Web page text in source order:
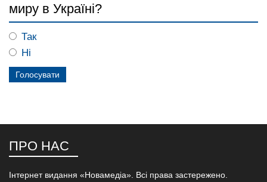
миру в Україні?
Так
Ні
ПРО НАС
Інтернет видання «Новамедіа». Всі права застережено.